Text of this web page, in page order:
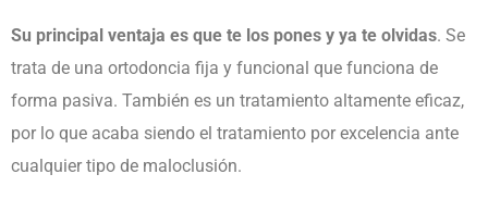
Su principal ventaja es que te los pones y ya te olvidas. Se
trata de una ortodoncia fija y funcional que funciona de
forma pasiva. También es un tratamiento altamente eficaz,
por lo que acaba siendo el tratamiento por excelencia ante
cualquier tipo de maloclusión.